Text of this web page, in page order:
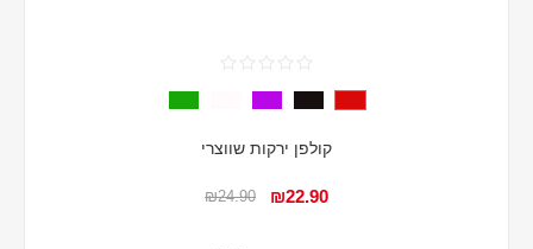
קולפן ירקות שווצרי
₪22.90
₪24.90